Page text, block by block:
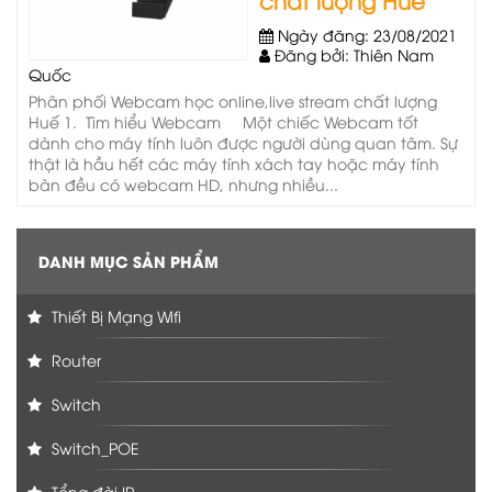
Ngày đăng: 23/08/2021
Đăng bởi: Thiên Nam
Quốc
Phân phối Webcam học online,live stream chất lượng
Huế 1. Tìm hiểu Webcam Một chiếc Webcam tốt
dành cho máy tính luôn được người dùng quan tâm. Sự
thật là hầu hết các máy tính xách tay hoặc máy tính
bàn đều có webcam HD, nhưng nhiều...
DANH MỤC SẢN PHẨM
Thiết Bị Mạng Wifi
Router
Switch
Switch_POE